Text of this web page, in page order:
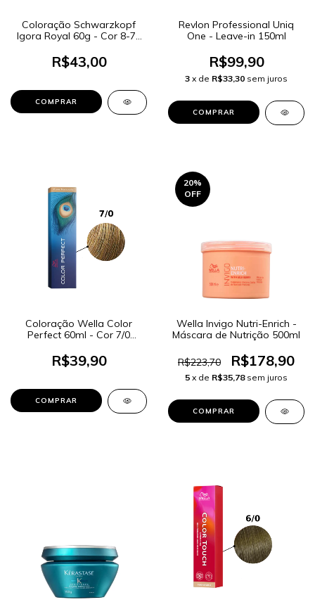
Coloração Schwarzkopf
Igora Royal 60g - Cor 8-77
R$43,00
Revlon Professional Uniq
One - Leave-in 150ml
R$99,90
3 x de R$33,30 sem juros
Coloração Wella Color
Perfect 60ml - Cor 7/0
R$39,90
20%
OFF
Wella Invigo Nutri-Enrich -
Máscara de Nutrição 500ml
R$223,70 R$178,90
5 x de R$35,78 sem juros